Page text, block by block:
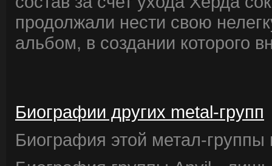
продолжали нести свою
альбом, в создании которого
Биографии других metal-групп
Биография этой метал-группы